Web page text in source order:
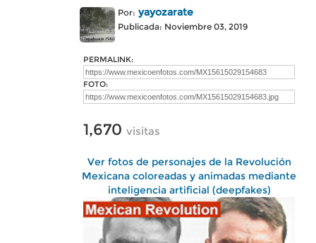
Por: yayozarate
Publicada: Noviembre 03, 2019
PERMALINK:
FOTO:
1,670 visitas
Ver fotos de personajes de la Revolución
Mexicana coloreadas y animadas mediante
inteligencia artificial (deepfakes)